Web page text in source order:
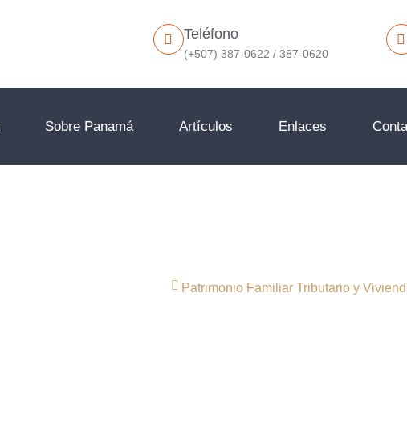
Teléfono
(+507) 387-0622 / 387-0620
Sobre Panamá Artículos Enlaces
Patrimonio Familiar Tributario y